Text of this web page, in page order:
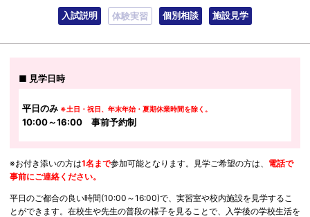
入試説明 体験実習 個別相談 施設見学
見学日時
平日のみ ※土日・祝日、年末年始・夏期休業時間を除く。
10:00～16:00 事前予約制
※お付き添いの方は1名まで参加可能となります。見学ご希望の方は、 電話で
事前にご連絡ください。
平日のご都合の良い時間(10:00～16:00)で、実習室や校内施設を見学するこ
とができます。在校生や先生の普段の様子を見ることで、入学後の学校生活を